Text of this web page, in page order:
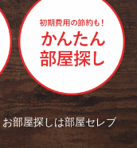
部屋探しは部屋セレブ